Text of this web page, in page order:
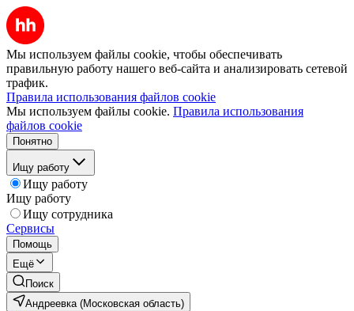
Мы используем файлы cookie, чтобы обеспечивать
правильную работу нашего веб-сайта и анализировать сетевой
трафик.
Правила использования файлов cookie
Мы используем файлы cookie. Правила использования
файлов cookie
Понятно
Ищу работу
Ищу работу
Ищу работу
Ищу сотрудника
Сервисы
Помощь
Ещё
Поиск
Андреевка (Московская область)